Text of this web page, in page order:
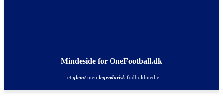
Mindeside for OneFootball.dk
- et glemtmen legendarisk fodboldmedie